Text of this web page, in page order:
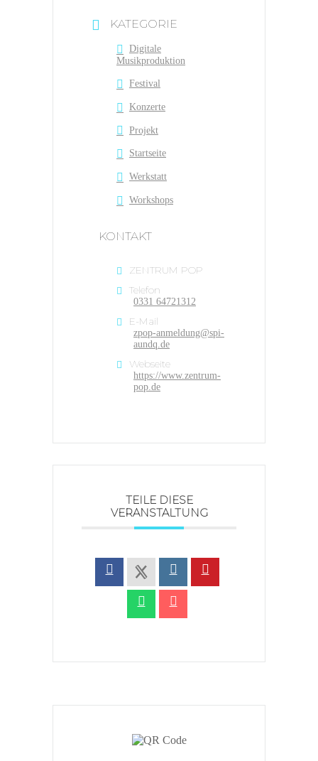
KATEGORIE
Digitale
Musikproduktion
Festival
Konzerte
Projekt
Startseite
Werkstatt
Workshops
KONTAKT
ZENTRUM POP
Telefon
0331 64721312
E-Mail
zpop-anmeldung@spi-
aundq.de
Webseite
https://www.zentrum-
pop.de
TEILE DIESE
VERANSTALTUNG